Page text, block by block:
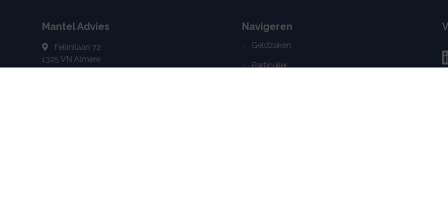
Mantel Advies
Fellinilaan 72
1325 VN Almere
Navigeren
Geldzaken
Particulier